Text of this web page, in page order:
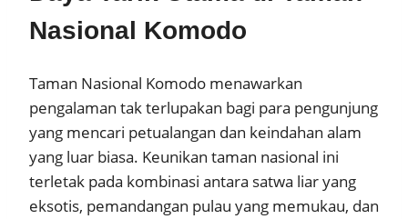
Nasional Komodo
Taman Nasional Komodo menawarkan
pengalaman tak terlupakan bagi para pengunjung
yang mencari petualangan dan keindahan alam
yang luar biasa. Keunikan taman nasional ini
terletak pada kombinasi antara satwa liar yang
eksotis, pemandangan pulau yang memukau, dan